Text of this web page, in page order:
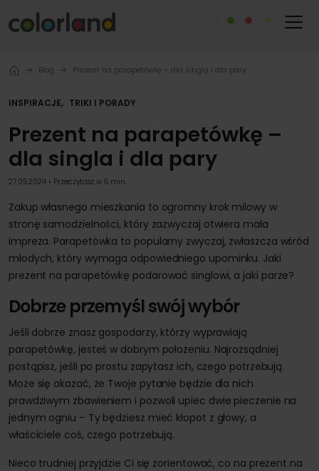
Blog Prezent na parapetówkę – dla singla i dla pary
INSPIRACJE, TRIKI I PORADY
Prezent na parapetówkę –
dla singla i dla pary
27.05.2024 • Przeczytasz w 5 min.
Zakup własnego mieszkania to ogromny krok milowy w
stronę samodzielności, który zazwyczaj otwiera mała
impreza. Parapetówka to popularny zwyczaj, zwłaszcza wśród
młodych, który wymaga odpowiedniego upominku. Jaki
prezent na parapetówkę podarować singlowi, a jaki parze?
Dobrze przemyśl swój wybór
Jeśli dobrze znasz gospodarzy, którzy wyprawiają
parapetówkę, jesteś w dobrym położeniu. Najrozsądniej
postąpisz, jeśli po prostu zapytasz ich, czego potrzebują.
Może się okazać, że Twoje pytanie będzie dla nich
prawdziwym zbawieniem i pozwoli upiec dwie pieczenie na
jednym ogniu – Ty będziesz mieć kłopot z głowy, a
właściciele coś, czego potrzebują.
Nieco trudniej przyjdzie Ci się zorientować, co na prezent na